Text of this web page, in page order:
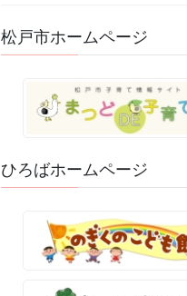
松戸市ホームページ
ひろばホームページ